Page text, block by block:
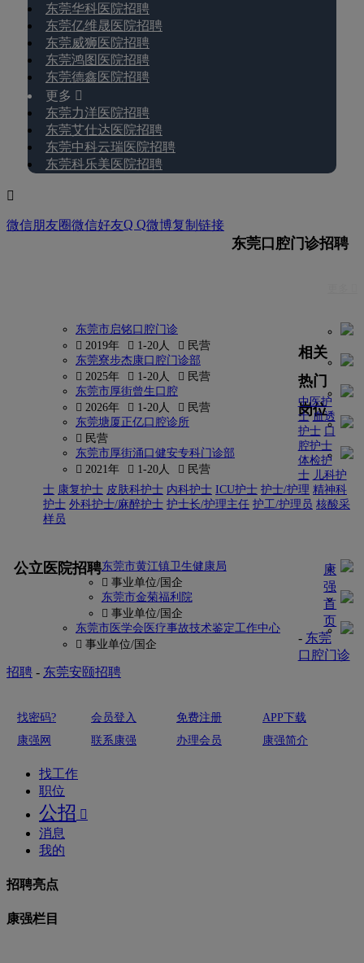
东莞华科医院招聘
东莞亿维晟医院招聘
东莞威狮医院招聘
东莞鸿图医院招聘
东莞德鑫医院招聘
更多 
东莞力洋医院招聘
东莞艾仕达医院招聘
东莞中科云瑞医院招聘
东莞科乐美医院招聘

微信朋友圈微信好友Q Q微博复制链接
东莞口腔门诊招聘
东莞市启铭口腔门诊
 2019年
 1-20人
 民营
东莞寮步杰康口腔门诊部
 2025年
 1-20人
 民营
东莞市厚街曾生口腔
 2026年
 1-20人
 民营
东莞塘厦正亿口腔诊所
 民营
东莞市厚街涌口健安专科门诊部
 2021年
 1-20人  民营
相关
热门
岗位
中医护
士 血透
护士 口
腔护士
体检护
士 儿科护
士 康复护士 皮肤科护士 内科护士 ICU护士 护士/护理 精神科
护士 外科护士/麻醉护士 护士长/护理主任 护工/护理员 核酸采
样员
公立医院招聘东莞市黄江镇卫生健康局
 事业单位/国企
东莞市金菊福利院
 事业单位/国企
东莞市医学会医疗事故技术鉴定工作中心
 事业单位/国企
康
强
首
页
- 东莞
口腔门诊
招聘 - 东莞安颐招聘
找密码? 会员登入 免费注册
APP下载
康强网
联系康强 办理会员 康强简介
找工作
职位
公招 
消息
我的
招聘亮点
康强栏目